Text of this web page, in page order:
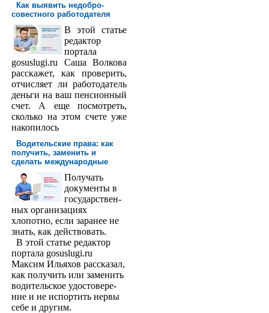
Как выявить недобро­
совестного работодателя
В этой статье
редактор
порта­ла
gosuslugi.ru Саша Волкова
расскажет, как проверить,
отчисляет ли работодатель
деньги на ваш пенсионный
счет. А еще посмотреть,
сколько на этом счете уже
накопилось
Водительские права: как
получить, заменить и
сделать международ­ные
Получать
доку­менты в
государствен­
ных организациях
хлопотно, если заранее не
знать, как действовать.
В этой статье редактор
портала gosuslugi.ru
Максим Ильяхов рассказал,
как получить или заменить
водительское удостовере­
ние и не испортить нервы
себе и другим.